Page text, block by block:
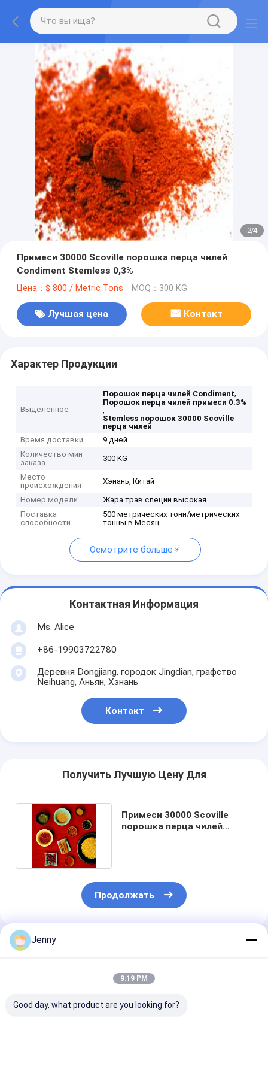
2/4
Примеси 30000 Scoville порошка перца чилей
Condiment Stemless 0,3%
Цена：$ 800 / Metric Tons MOQ：300 KG
Лучшая цена Контакт
Характер Продукции
Выделенное
Порошок перца чилей Condiment,
Порошок перца чилей примеси 0.3%
,
Stemless порошок 30000 Scoville
перца чилей
Время доставки
9 дней
Количество мин
заказа
300 KG
Место
происхождения
Хэнань, Китай
Номер модели
Жара трав специи высокая
Поставка
способности
500 метрических тонн/метрических
тонны в Месяц
Осмотрите больше
Контактная Информация
Ms. Alice
+86-19903722780
Деревня Dongjiang, городок Jingdian, графство
Neihuang, Аньян, Хэнань
Контакт
Получить Лучшую Цену Для
Примеси 30000 Scoville
порошка перца чилей
Продолжать
Порекомендованные Продукты
Jenny
9:19 PM
Good day, what product are you looking for?